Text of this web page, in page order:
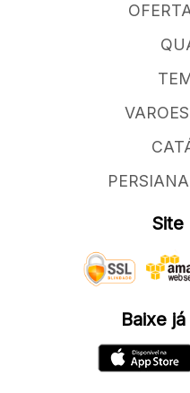
Site
Baixe